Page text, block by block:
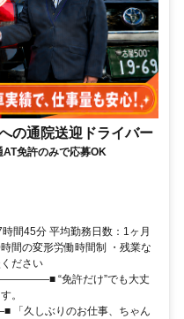
の通院送迎ドライバー
AT免許のみで応募OK
間45分 平均勤務日数：1ヶ月
間の変形労働時間制 ・残業な
ださい
“免許だけ”でも大丈
。
ぶりのお仕事、ちゃん